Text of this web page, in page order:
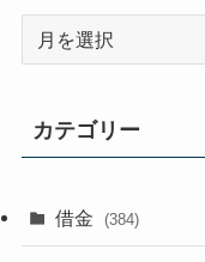
ブ
カテゴリー
借金 (384)